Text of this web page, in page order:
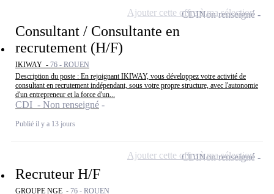
Consultant / Consultante en
recrutement (H/F)
IKIWAY - 76 - ROUEN
Description du poste : En rejoignant IKIWAY, vous développez votre activité de
consultant en recrutement indépendant, sous votre propre structure, avec l'autonomie
d'un entrepreneur et la force d'un...
CDI - Non renseigné
Publié il y a 13 jours
CDINon renseigné
Ajouter cette offre à ma sélection
Recruteur H/F
GROUPE NGE - 76 - ROUEN
CDINon renseigné
Ajouter cette offre à ma sélection